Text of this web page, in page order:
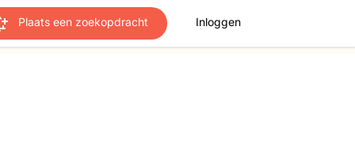
Plaats een zoekopdracht Inloggen